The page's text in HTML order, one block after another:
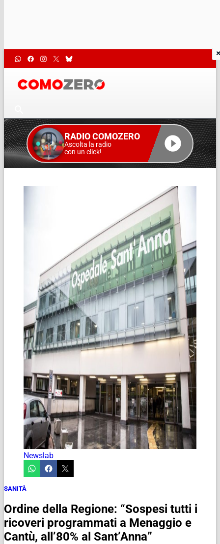
RADIO COMOZERO
Ascolta la radio
con un click!
Newslab
SANITÀ
Ordine della Regione: “Sospesi tutti i
ricoveri programmati a Menaggio e
Cantù, all’80% al Sant’Anna”